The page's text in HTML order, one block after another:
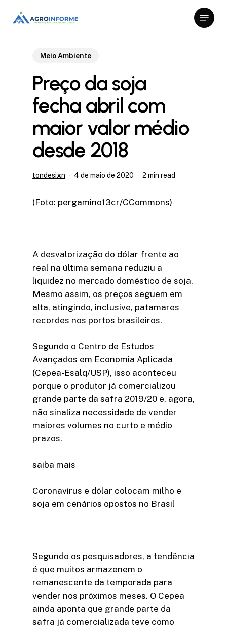
Menu
Meio Ambiente
Preço da soja
fecha abril com
maior valor médio
desde 2018
tondesign 4 de maio de 2020 2 min read
(Foto: pergamino13cr/CCommons)
A desvalorização do dólar frente ao
real na última semana reduziu a
liquidez no mercado doméstico de soja.
Mesmo assim, os preços seguem em
alta, atingindo, inclusive, patamares
recordes nos portos brasileiros.
Segundo o Centro de Estudos
Avançados em Economia Aplicada
(Cepea-Esalq/USP), isso aconteceu
porque o produtor já comercializou
grande parte da safra 2019/20 e, agora,
não sinaliza necessidade de vender
maiores volumes no curto e médio
prazos.
saiba mais
Coronavírus e dólar colocam milho e
soja em cenários opostos no Brasil
Segundo os pesquisadores, a tendência
é que muitos armazenem o
remanescente da temporada para
vender nos próximos meses. O Cepea
ainda aponta que grande parte da
safra já comercializada teve como